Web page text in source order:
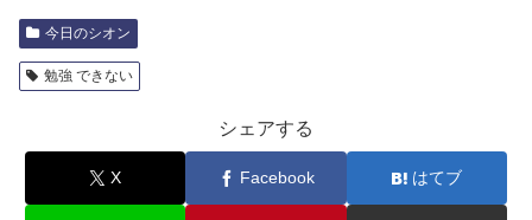
今日のシオン
勉強 できない
シェアする
X Facebook はてブ